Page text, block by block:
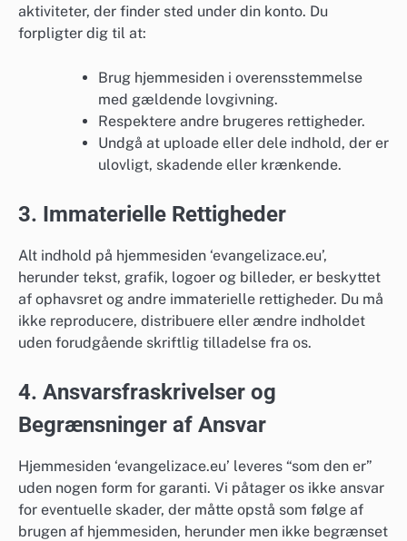
aktiviteter, der finder sted under din konto. Du
forpligter dig til at:
Brug hjemmesiden i overensstemmelse
med gældende lovgivning.
Respektere andre brugeres rettigheder.
Undgå at uploade eller dele indhold, der er
ulovligt, skadende eller krænkende.
3. Immaterielle Rettigheder
Alt indhold på hjemmesiden ‘evangelizace.eu’,
herunder tekst, grafik, logoer og billeder, er beskyttet
af ophavsret og andre immaterielle rettigheder. Du må
ikke reproducere, distribuere eller ændre indholdet
uden forudgående skriftlig tilladelse fra os.
4. Ansvarsfraskrivelser og
Begrænsninger af Ansvar
Hjemmesiden ‘evangelizace.eu’ leveres “som den er”
uden nogen form for garanti. Vi påtager os ikke ansvar
for eventuelle skader, der måtte opstå som følge af
brugen af hjemmesiden, herunder men ikke begrænset